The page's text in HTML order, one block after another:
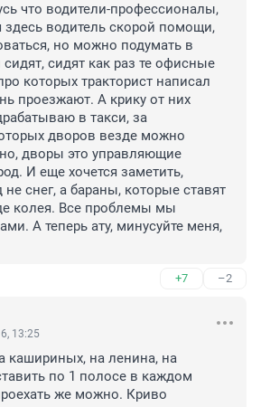
что водители-профессионалы,
здесь водитель скорой помощи,
но можно подумать в
сидят как раз те офисные
которых тракторист написал
проезжают. А крику от них
в такси, за
дворов везде можно
дворы это управляющие
И еще хочется заметить,
не снег, а бараны, которые ставят
колея. Все проблемы мы
А теперь ату, минусуйте меня,
+7 –2
13:25
кашириных, на ленина, на
по 1 полосе в каждом
же можно. Криво